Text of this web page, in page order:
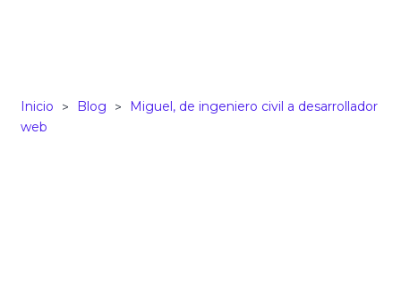
Inicio > Blog >
Miguel, de ingeniero civil a desarrollador
web